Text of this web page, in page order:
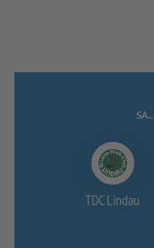
SA..
TDC Lindau